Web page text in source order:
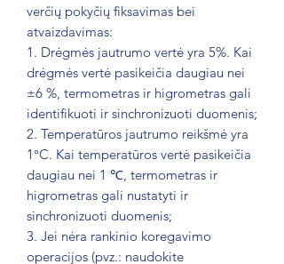
verčių pokyčių fiksavimas bei
atvaizdavimas:
1. Drėgmės jautrumo vertė yra 5%. Kai
drėgmės vertė pasikeičia daugiau nei
±6 %, termometras ir higrometras gali
identifikuoti ir sinchronizuoti duomenis;
2. Temperatūros jautrumo reikšmė yra
1°C. Kai temperatūros vertė pasikeičia
daugiau nei 1 ℃, termometras ir
higrometras gali nustatyti ir
sinchronizuoti duomenis;
3. Jei nėra rankinio koregavimo
operacijos (pvz.: naudokite